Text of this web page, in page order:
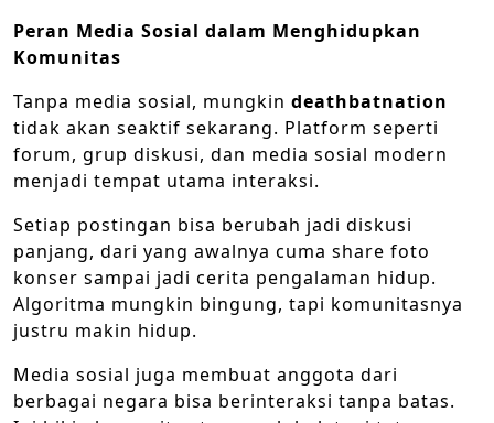
Peran Media Sosial dalam Menghidupkan
Komunitas
Tanpa media sosial, mungkin deathbatnation
tidak akan seaktif sekarang. Platform seperti
forum, grup diskusi, dan media sosial modern
menjadi tempat utama interaksi.
Setiap postingan bisa berubah jadi diskusi
panjang, dari yang awalnya cuma share foto
konser sampai jadi cerita pengalaman hidup.
Algoritma mungkin bingung, tapi komunitasnya
justru makin hidup.
Media sosial juga membuat anggota dari
berbagai negara bisa berinteraksi tanpa batas.